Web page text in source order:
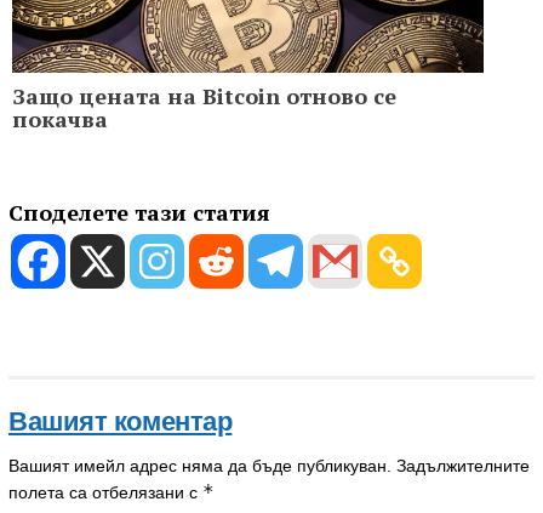
Защо цената на Bitcoin отново се
покачва
Споделете тази статия
Вашият коментар
Вашият имейл адрес няма да бъде публикуван. Задължителните
полета са отбелязани с *